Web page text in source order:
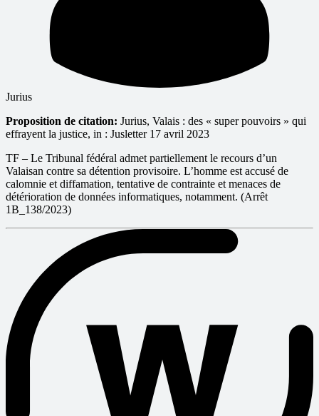
Jurius
Proposition de citation: Jurius, Valais : des « super pouvoirs » qui
effrayent la justice, in : Jusletter 17 avril 2023
TF – Le Tribunal fédéral admet partiellement le recours d’un
Valaisan contre sa détention provisoire. L’homme est accusé de
calomnie et diffamation, tentative de contrainte et menaces de
détérioration de données informatiques, notamment. (Arrêt
1B_138/2023)